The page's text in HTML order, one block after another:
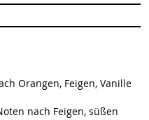
Orangen, Feigen, Vanille
nach Feigen, süßen